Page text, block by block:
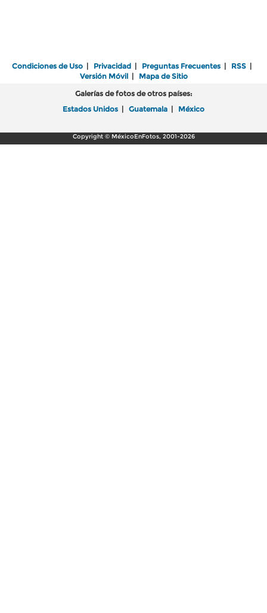
Condiciones de Uso | Privacidad | Preguntas Frecuentes | RSS |
Versión Móvil| Mapa de Sitio
Galerías de fotos de otros países:
Estados Unidos | Guatemala | México
Copyright © MéxicoEnFotos, 2001-2026